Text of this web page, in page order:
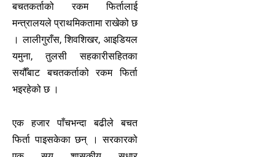
बचतकर्ताको रकम फिर्तालाई
मन्त्रालयले प्राथमिकतामा राखेको छ
। लालीगुराँस, शिवशिखर, आइडियल
यमुना, तुलसी सहकारीसहितका
सयौँबाट बचतकर्ताको रकम फिर्ता
भइरहेको छ ।
एक हजार पाँचभन्दा बढीले बचत
फिर्ता पाइसकेका छन् । सरकारको